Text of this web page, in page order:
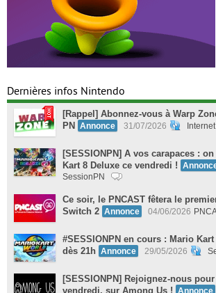
Dernières infos Nintendo
[Rappel] Abonnez-vous à Warp
PN
Annonce 31/07/2026 Internet
[SESSIONPN] A vos carapaces :
Kart 8 Deluxe ce vendredi !
SessionPN
Ce soir, le PNCAST fêtera le
Switch 2 Annonce 04/06/2026
#SESSIONPN en cours : Mario
dès 21h Annonce 29/05/2026
[SESSIONPN] Rejoignez-nous
vendredi, sur Among Us !
Annonce